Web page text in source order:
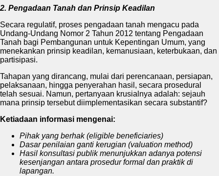
2. Pengadaan Tanah dan Prinsip Keadilan
Secara regulatif, proses pengadaan tanah mengacu pada
Undang-Undang Nomor 2 Tahun 2012 tentang Pengadaan
Tanah bagi Pembangunan untuk Kepentingan Umum, yang
menekankan prinsip keadilan, kemanusiaan, keterbukaan, dan
partisipasi.
Tahapan yang dirancang, mulai dari perencanaan, persiapan,
pelaksanaan, hingga penyerahan hasil, secara prosedural
telah sesuai. Namun, pertanyaan krusialnya adalah: sejauh
mana prinsip tersebut diimplementasikan secara substantif?
Ketiadaan informasi mengenai:
Pihak yang berhak (eligible beneficiaries)
Dasar penilaian ganti kerugian (valuation method)
Hasil konsultasi publik menunjukkan adanya potensi
kesenjangan antara prosedur formal dan praktik di
lapangan.